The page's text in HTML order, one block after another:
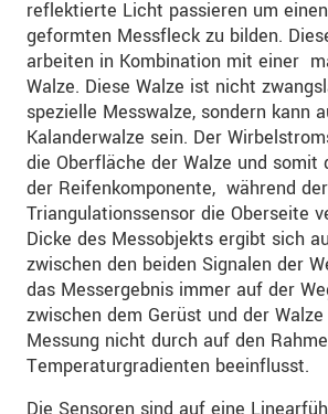
reflektierte Licht passieren um
geformten Messfleck zu bilden.
arbeiten in Kombination mit einer
Walze. Diese Walze ist nicht
spezielle Messwalze, sondern kann
Kalanderwalze sein. Der
die Oberfläche der Walze und somit
der Reifenkomponente, während
Triangulationssensor die Oberseite
Dicke des Messobjekts ergibt sich
zwischen den beiden Signalen der
das Messergebnis immer auf der
zwischen dem Gerüst und der
Messung nicht durch auf den
Temperaturgradienten beeinflusst.
SENDEN